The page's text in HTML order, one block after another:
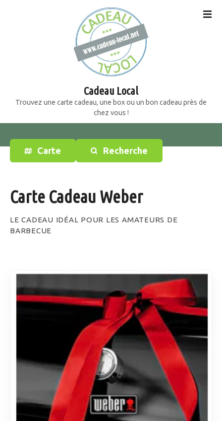
e
t
Cadeau Local
Trouvez une carte cadeau, une box ou un bon cadeau près de
chez vous !
Carte Recherche
Carte Cadeau Weber
LE CADEAU IDÉAL POUR LES AMATEURS DE
BARBECUE